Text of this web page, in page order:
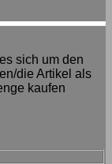
sich um den
die Artikel als
kaufen